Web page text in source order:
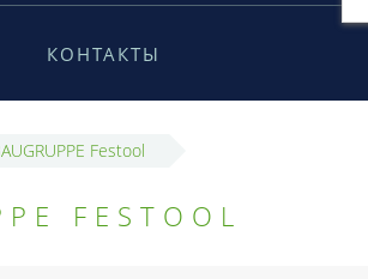
КОНТАКТЫ
Festool
FESTOOL